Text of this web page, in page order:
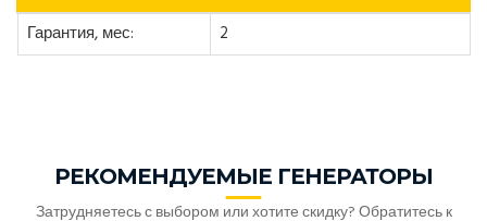
Гарантия, мес: 2
РЕКОМЕНДУЕМЫЕ ГЕНЕРАТОРЫ
Затрудняетесь с выбором или хотите скидку? Обратитесь к